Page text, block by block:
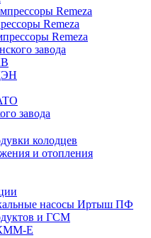
Remeza
Remeza
Remeza
завода
завода
колодцев
и отопления
насосы Иртыш ПФ
и ГСМ
КММ-Е